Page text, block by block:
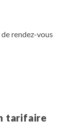
rendez-vous
tarifaire